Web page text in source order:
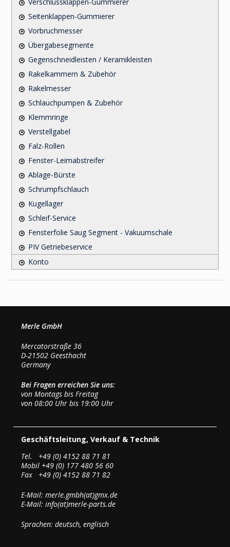
Seitenklappen-Gummierer
Vorbruchmesser
Übergabesegmente
Gegenschneidleisten / Keramikleisten
Rakelkammern & Zubehör
Rakelmesser
Schlauchpumpen & Zubehör
Klemmringe
Verstellgabel
Falz-Rollen
Fenster-Leimabstreifer
Ablage-Bürste
Schrumpfschlauch
Kugellager
Schleif-Service
Fensterfolie Saug Segment - Vakuumschale
PIV Getriebeservice
Konto
Merle GmbH
Mercatorstraße 36
D-21502 Geesthacht
Germany
Bei Fragen erreichen Sie uns:
von Montags bis Freitag
von 08:00 Uhr bis 19:00 Uhr
Geschäftsleitung, Verkauf & Technik
Tel. +49 (0) 4152 88 71 81
Mobil +49 (0) 177 480 56 60
Fax +49 (0) 4152 88 71 82
E-Mail: merle.gmbh(at)gmx.de
E-Mail: info(at)merle-parts.de
Sprachen: deutsch, englisch